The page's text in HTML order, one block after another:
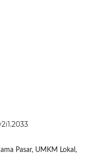
Pasar, UMKM Lokal,